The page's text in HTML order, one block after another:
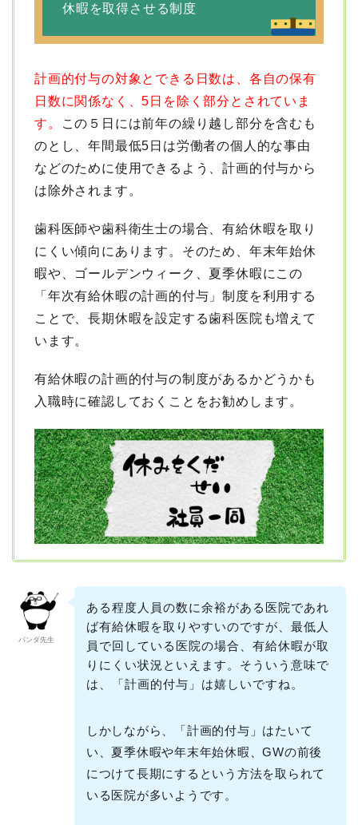
休暇を取得させる制度
計画的付与の対象とできる日数は、各自の保有
日数に関係なく、5日を除く部分とされていま
す。
この５日には前年の繰り越し部分を含むも
のとし、年間最低5日は労働者の個人的な事由
などのために使用できるよう、計画的付与から
は除外されます。
歯科医師や歯科衛生士の場合、有給休暇を取り
にくい傾向にあります。そのため、年末年始休
暇や、ゴールデンウィーク、夏季休暇にこの
「年次有給休暇の計画的付与」制度を利用する
ことで、長期休暇を設定する歯科医院も増えて
います。
有給休暇の計画的付与の制度があるかどうかも
入職時に確認しておくことをお勧めします。
パンダ先生
ある程度人員の数に余裕がある医院であれ
ば有給休暇を取りやすいのですが、最低人
員で回している医院の場合、有給休暇が取
りにくい状況といえます。そういう意味で
は、「計画的付与」は嬉しいですね。
しかしながら、「計画的付与」はたいて
い、夏季休暇や年末年始休暇、GWの前後
につけて長期にするという方法を取られて
いる医院が多いようです。